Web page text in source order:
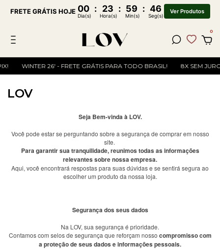
FRETE GRÁTIS HOJE 00 : 23 : 59 : 46
Dia(s) Hora(s) Min(s) Seg(s)
Ver Produtos
0
WINTER 26' - FRETE GRÁTIS PARA TODO BRASIL! 8X SEM
LOV
Seja Bem-vinda à LOV.
Você pode estar se perguntando sobre a segurança de comprar em nosso
site.
Para garantir sua tranquilidade, reunimos todas as informações
relevantes sobre nossa empresa.
Aqui, você encontrará respostas para suas dúvidas e se sentirá segura ao
escolher um produto da nossa loja.
Segurança dos seus dados
Na LOV, sua segurança é prioridade.
Contamos com selos de segurança que reforçam nosso compromisso com
a proteção de seus dados e informações pessoais.